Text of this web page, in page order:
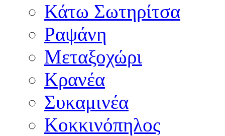
Κάτω Σωτηρίτσα
Ραψάνη
Μεταξοχώρι
Κρανέα
Συκαμινέα
Κοκκινόπηλος